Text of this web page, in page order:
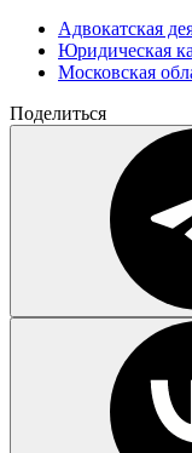
Адвокатская
Юридическая
Московская
Поделиться